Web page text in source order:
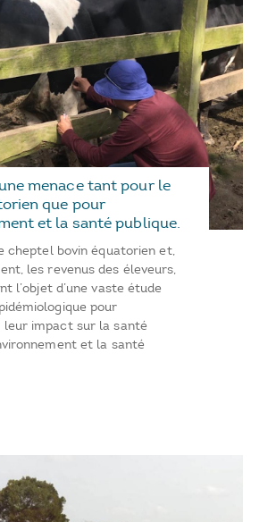
menace tant pour le
que pour
et la santé publique.
cheptel bovin équatorien et,
les revenus des éleveurs,
l’objet d’une vaste étude
pour
leur impact sur la santé
et la santé